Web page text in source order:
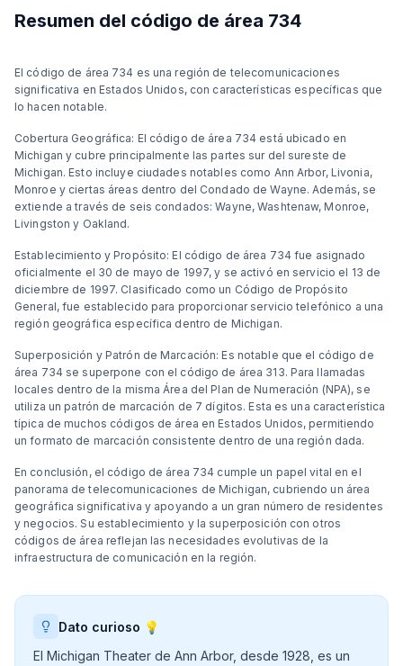
Resumen del código de área 734
El código de área 734 es una región de telecomunicaciones
significativa en Estados Unidos, con características específicas que
lo hacen notable.
Cobertura Geográfica: El código de área 734 está ubicado en
Michigan y cubre principalmente las partes sur del sureste de
Michigan. Esto incluye ciudades notables como Ann Arbor, Livonia,
Monroe y ciertas áreas dentro del Condado de Wayne. Además, se
extiende a través de seis condados: Wayne, Washtenaw, Monroe,
Livingston y Oakland.
Establecimiento y Propósito: El código de área 734 fue asignado
oficialmente el 30 de mayo de 1997, y se activó en servicio el 13 de
diciembre de 1997. Clasificado como un Código de Propósito
General, fue establecido para proporcionar servicio telefónico a una
región geográfica específica dentro de Michigan.
Superposición y Patrón de Marcación: Es notable que el código de
área 734 se superpone con el código de área 313. Para llamadas
locales dentro de la misma Área del Plan de Numeración (NPA), se
utiliza un patrón de marcación de 7 dígitos. Esta es una característica
típica de muchos códigos de área en Estados Unidos, permitiendo
un formato de marcación consistente dentro de una región dada.
En conclusión, el código de área 734 cumple un papel vital en el
panorama de telecomunicaciones de Michigan, cubriendo un área
geográfica significativa y apoyando a un gran número de residentes
y negocios. Su establecimiento y la superposición con otros
códigos de área reflejan las necesidades evolutivas de la
infraestructura de comunicación en la región.
Dato curioso 💡
El Michigan Theater de Ann Arbor, desde 1928, es un